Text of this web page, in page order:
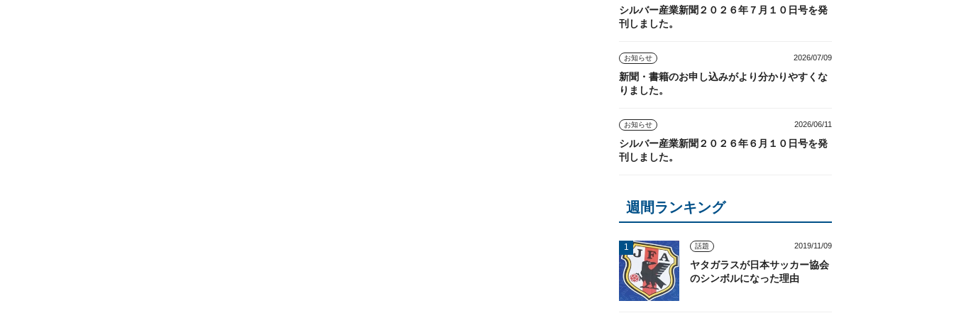
シルバー産業新聞２０２６年７月１０日号を発
刊しました。
お知らせ 2026/07/09
新聞・書籍のお申し込みがより分かりやすくな
りました。
お知らせ 2026/06/11
シルバー産業新聞２０２６年６月１０日号を発
刊しました。
週間ランキング
話題 2019/11/09
ヤタガラスが日本サッカー協会
のシンボルになった理由